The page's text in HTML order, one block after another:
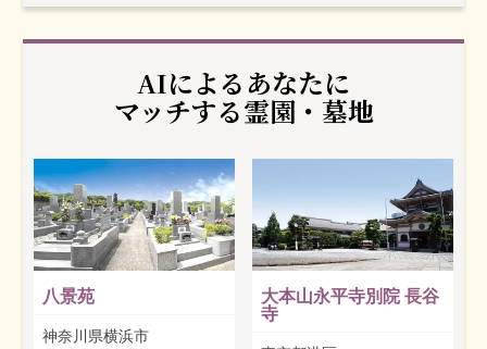
AIによるあなたに
マッチする霊園・墓地
八景苑
神奈川県横浜市
大本山永平寺別院 長谷
寺